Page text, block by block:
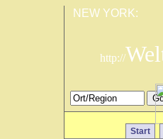
NEW YORK:
http://
Start